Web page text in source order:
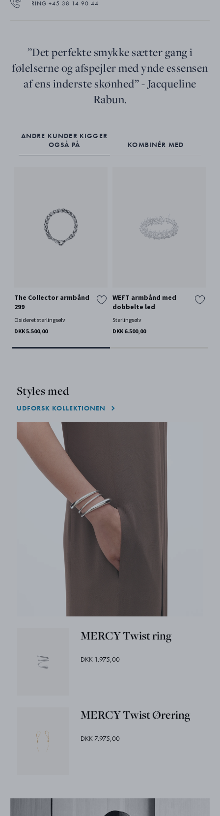
RING +45 38 14 90 44
”Det perfekte smykke sætter gang i
følelserne og afspejler med ynde essensen
af ens inderste skønhed” - Jacqueline
Rabun.
ANDRE KUNDER KIGGER
OGSÅ PÅ
KOMBINÉR MED
The Collector armbånd
299
Oxideret sterlingsølv
DKK 5.500,00
WEFT armbånd med
dobbelte led
Sterlingsølv
DKK 6.500,00
Styles med
UDFORSK KOLLEKTIONEN
MERCY Twist ring
DKK 1.975,00
MERCY Twist Ørering
DKK 7.975,00